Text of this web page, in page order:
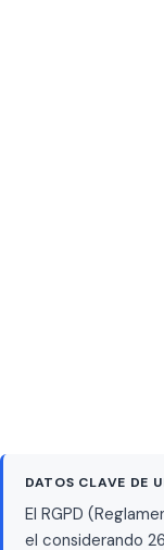
DATOS CLAVE DE
El RGPD
el considerando